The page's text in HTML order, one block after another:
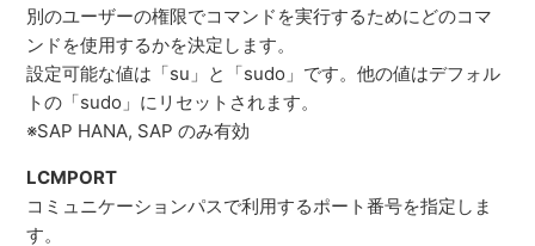
別のユーザーの権限でコマンドを実行するためにどのコマ
ンドを使用するかを決定します。
設定可能な値は「su」と「sudo」です。他の値はデフォル
トの「sudo」にリセットされます。
※SAP HANA, SAP のみ有効
LCMPORT
コミュニケーションパスで利用するポート番号を指定しま
す。